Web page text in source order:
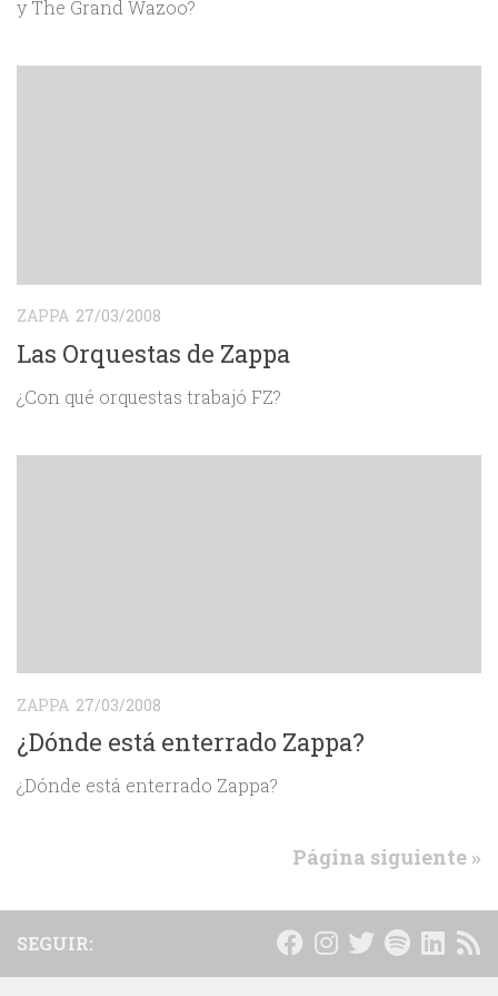
y The Grand Wazoo?
ZAPPA 27/03/2008
Las Orquestas de Zappa
¿Con qué orquestas trabajó FZ?
ZAPPA 27/03/2008
¿Dónde está enterrado Zappa?
¿Dónde está enterrado Zappa?
Página siguiente »
SEGUIR: